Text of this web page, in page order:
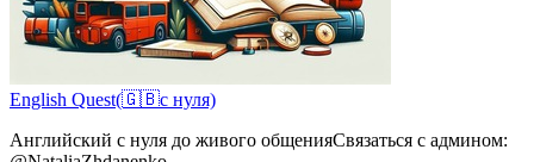
Еnglish Quest(🇬🇧с нуля)
Английский с нуля до живого общенияСвязаться с админом: